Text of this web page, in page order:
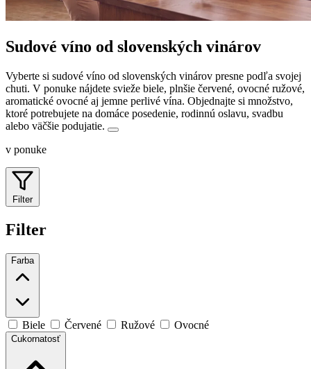
Sudové víno od slovenských vinárov
Vyberte si sudové víno od slovenských vinárov presne podľa svojej
chuti. V ponuke nájdete svieže biele, plnšie červené, ovocné ružové,
aromatické ovocné aj jemne perlivé vína. Objednajte si množstvo,
ktoré potrebujete na domáce posedenie, rodinnú oslavu, svadbu
alebo väčšie podujatie.
v ponuke
Filter
Filter
Farba
Biele Červené Ružové Ovocné
Cukornatosť